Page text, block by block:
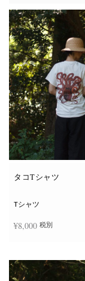
タコTシャツ
Tシャツ
¥8,000 税別
の
商
品